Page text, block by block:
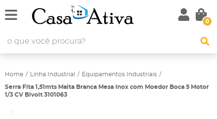
0
Home Linha Industrial Equipamentos Industriais
Serra Fita 1,51mts Malta Branca Mesa Inox com Moedor Boca 5 Motor
1/3 CV Bivolt 3101063